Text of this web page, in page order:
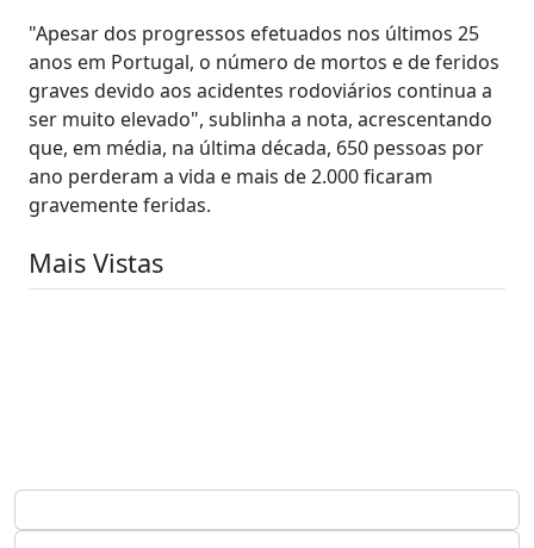
"Apesar dos progressos efetuados nos últimos 25
anos em Portugal, o número de mortos e de feridos
graves devido aos acidentes rodoviários continua a
ser muito elevado", sublinha a nota, acrescentando
que, em média, na última década, 650 pessoas por
ano perderam a vida e mais de 2.000 ficaram
gravemente feridas.
Mais Vistas